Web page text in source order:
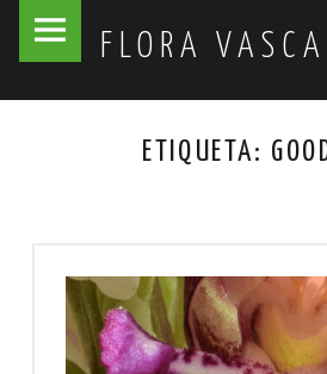
FLORA VASCA
Flora
Skip
ETIQUETA: